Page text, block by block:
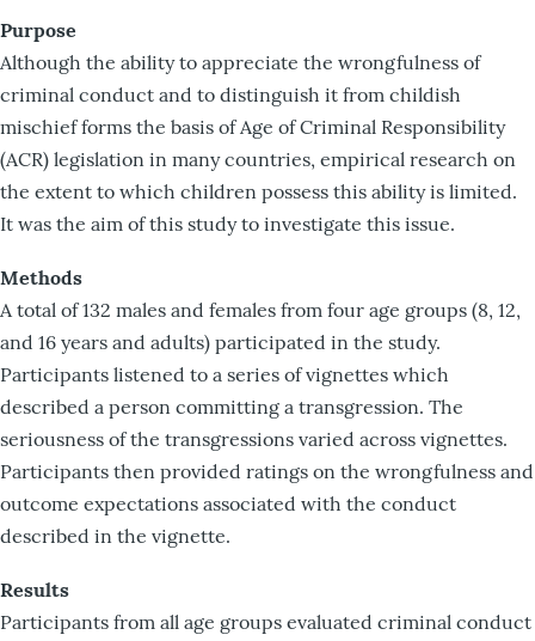
Purpose
Although the ability to appreciate the wrongfulness of
criminal conduct and to distinguish it from childish
mischief forms the basis of Age of Criminal Responsibility
(ACR) legislation in many countries, empirical research on
the extent to which children possess this ability is limited.
It was the aim of this study to investigate this issue.
Methods
A total of 132 males and females from four age groups (8, 12,
and 16 years and adults) participated in the study.
Participants listened to a series of vignettes which
described a person committing a transgression. The
seriousness of the transgressions varied across vignettes.
Participants then provided ratings on the wrongfulness and
outcome expectations associated with the conduct
described in the vignette.
Results
Participants from all age groups evaluated criminal conduct